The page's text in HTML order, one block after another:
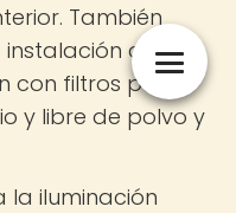
También
de un
con filtros para
y libre de polvo y
la iluminación